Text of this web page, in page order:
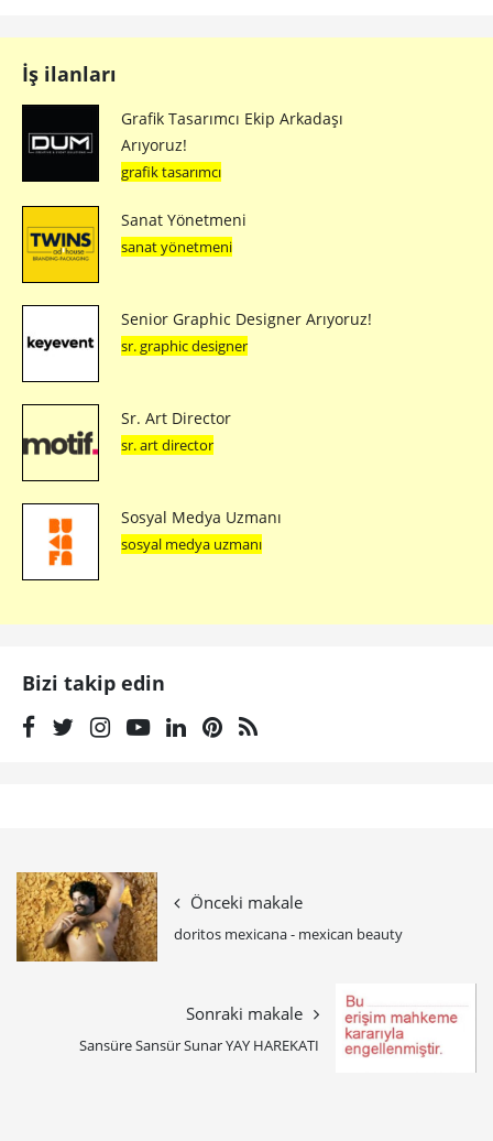
İş ilanları
Grafik Tasarımcı Ekip Arkadaşı
Arıyoruz!
grafik tasarımcı
Sanat Yönetmeni
sanat yönetmeni
Senior Graphic Designer Arıyoruz!
sr. graphic designer
Sr. Art Director
sr. art director
Sosyal Medya Uzmanı
sosyal medya uzmanı
Bizi takip edin
Önceki makale
doritos mexicana - mexican beauty
Sonraki makale
Sansüre Sansür Sunar YAY HAREKATI